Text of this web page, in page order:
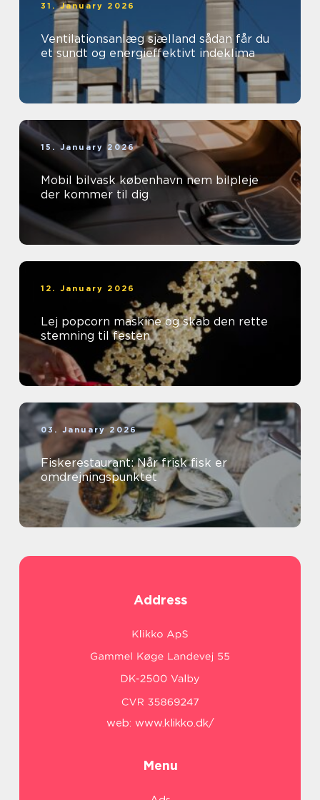
31. January 2026
Ventilationsanlæg sjælland sådan får du
et sundt og energieffektivt indeklima
15. January 2026
Mobil bilvask københavn nem bilpleje
der kommer til dig
12. January 2026
Lej popcorn maskine og skab den rette
stemning til festen
03. January 2026
Fiskerestaurant: Når frisk fisk er
omdrejningspunktet
Address
web: www.klikko.dk/
Menu